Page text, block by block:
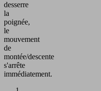
desserre
la
poignée,
le
mouvement
de
montée/descente
s'arrête
immédiatement.